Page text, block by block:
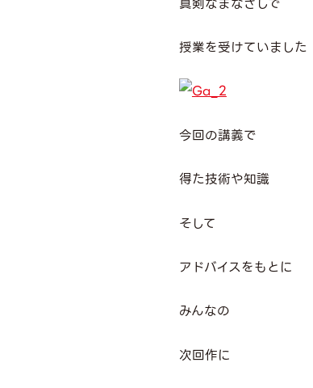
授業を受けていました
今回の講義で
得た技術や知識
そして
アドバイスをもとに
みんなの
次回作に